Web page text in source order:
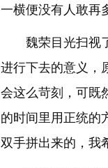
一横便没有人敢再
魏荣目光扫视
进行下去的意义，
会这么苛刻，可既
的时间里用正统的
双手拼出来的，我